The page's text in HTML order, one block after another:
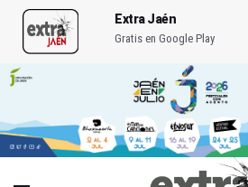
Extra Jaén
Gratis en Google Play